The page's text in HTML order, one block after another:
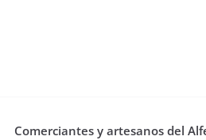
Comerciantes y artesanos del